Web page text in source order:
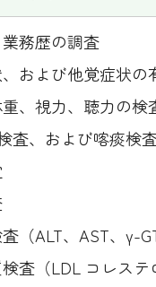
務歴の調査
および他覚症状の
、視力、聴力の検
査、および喀痰検
（ALT、AST、γ-
査（LDL コレス